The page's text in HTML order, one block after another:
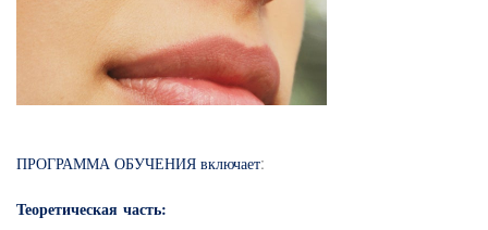
ПРОГРАММА ОБУЧЕНИЯ включает:
Теоретическая часть: